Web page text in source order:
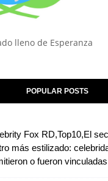
lleno de Esperanza
POPULAR POSTS
Fox RD,Top10,El
más estilizado:
o fueron